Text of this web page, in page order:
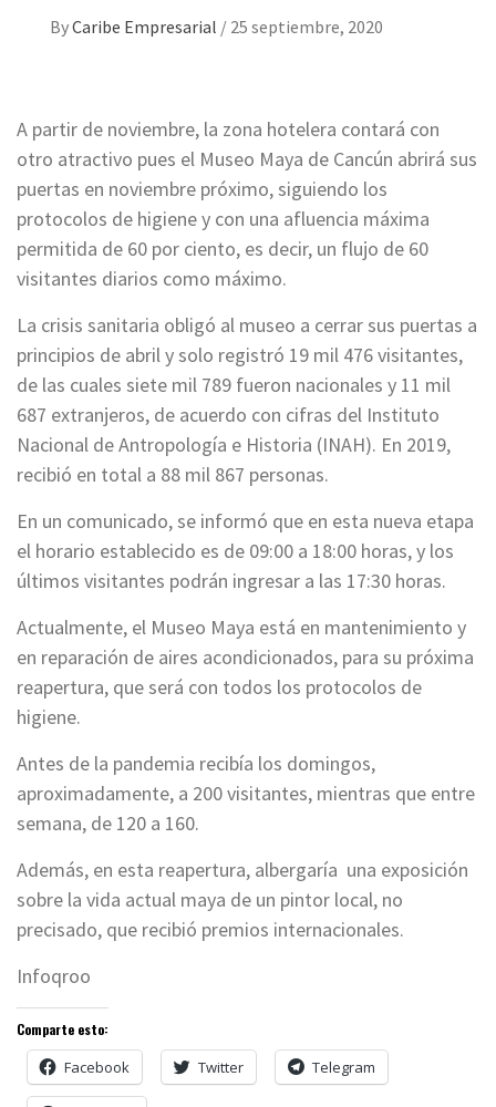
ByCaribe Empresarial / 25 septiembre, 2020
A partir de noviembre, la zona hotelera contará con
otro atractivo pues el Museo Maya de Cancún abrirá sus
puertas en noviembre próximo, siguiendo los
protocolos de higiene y con una afluencia máxima
permitida de 60 por ciento, es decir, un flujo de 60
visitantes diarios como máximo.
La crisis sanitaria obligó al museo a cerrar sus puertas a
principios de abril y solo registró 19 mil 476 visitantes,
de las cuales siete mil 789 fueron nacionales y 11 mil
687 extranjeros, de acuerdo con cifras del Instituto
Nacional de Antropología e Historia (INAH). En 2019,
recibió en total a 88 mil 867 personas.
En un comunicado, se informó que en esta nueva etapa
el horario establecido es de 09:00 a 18:00 horas, y los
últimos visitantes podrán ingresar a las 17:30 horas.
Actualmente, el Museo Maya está en mantenimiento y
en reparación de aires acondicionados, para su próxima
reapertura, que será con todos los protocolos de
higiene.
Antes de la pandemia recibía los domingos,
aproximadamente, a 200 visitantes, mientras que entre
semana, de 120 a 160.
Además, en esta reapertura, albergaría una exposición
sobre la vida actual maya de un pintor local, no
precisado, que recibió premios internacionales.
Infoqroo
Comparte esto:
Facebook Twitter Telegram